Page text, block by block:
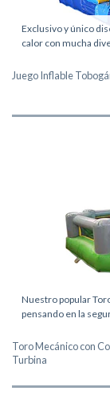
Exclusivo y único
calor con mucha
Juego Inflable
Nuestro popular
pensando en la
Toro Mecánico con
Turbina